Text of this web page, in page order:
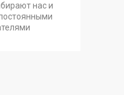
нас и